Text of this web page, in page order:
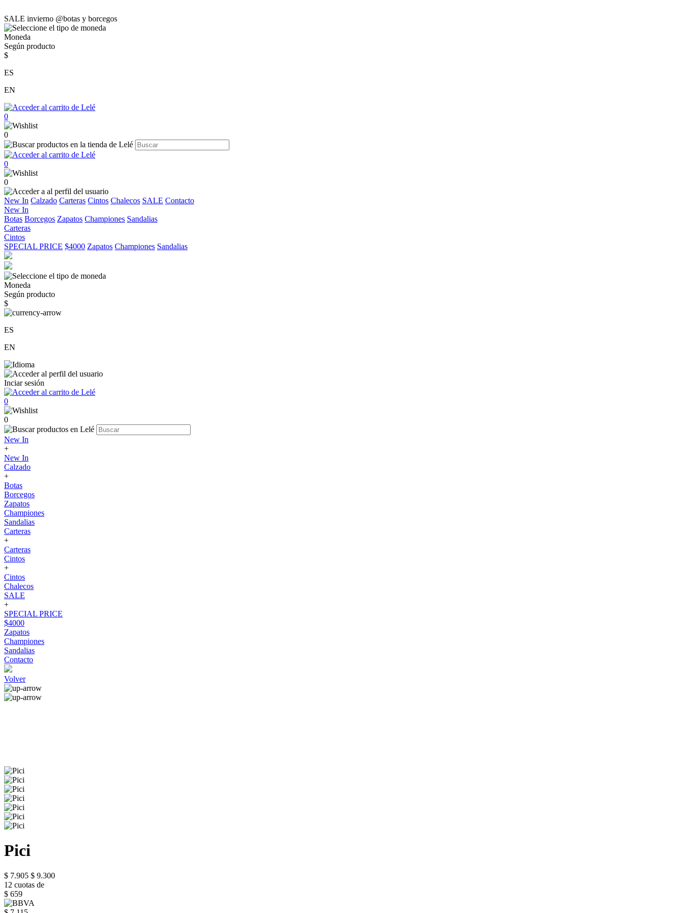
SALE invierno @botas y borcegos
Moneda
Según producto
$
ES
EN
0
0
0
0
New In Calzado Carteras Cintos Chalecos SALE Contacto
New In
Botas Borcegos Zapatos Championes Sandalias
Carteras
Cintos
SPECIAL PRICE $4000 Zapatos Championes Sandalias
Moneda
Según producto
$
ES
EN
Inciar sesión
0
0
New In
+
New In
Calzado
+
Botas
Borcegos
Zapatos
Championes
Sandalias
Carteras
+
Carteras
Cintos
+
Cintos
Chalecos
SALE
+
SPECIAL PRICE
$4000
Zapatos
Championes
Sandalias
Contacto
Volver
Pici
$ 7.905 $ 9.300
12 cuotas de
$ 659